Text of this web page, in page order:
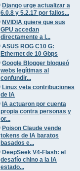
Django urge actualizar a
6.0.8 y 5.2.17 por fallos...
NVIDIA quiere que sus
GPU accedan
directamente a l...
ASUS ROG C10 G:
Ethernet de 10 Gbps
Google Blogger bloqueó
webs legítimas al
confundir...
Linux veta contribuciones
de IA
IA actuaron por cuenta
propia contra personas y
or...
Poison Claude vende
tokens de IA baratos
basados e...
DeepSeek V4-Flash: el
desafío chino a la IA
estado...